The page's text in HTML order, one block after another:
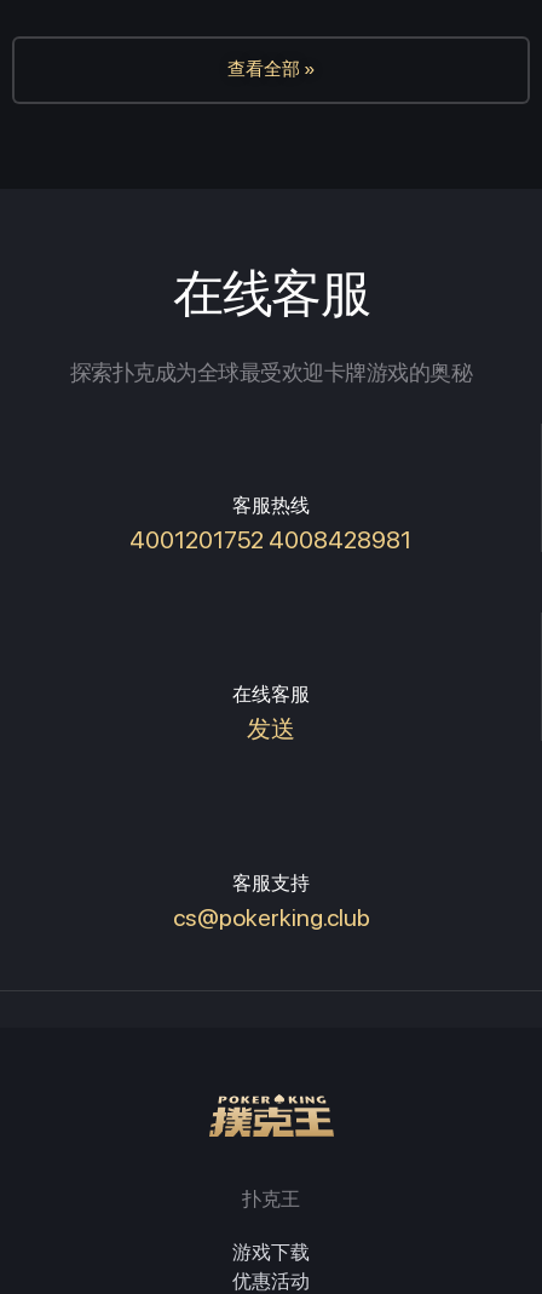
查看全部 »
在线客服
探索扑克成为全球最受欢迎卡牌游戏的奥秘
客服热线
4001201752 4008428981
在线客服
发送
客服支持
cs@pokerking.club
扑克王
游戏下载
优惠活动